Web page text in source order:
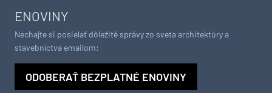
ENOVINY
Nechajte si posielať dôležité správy zo sveta architektúry a
stavebníctva emailom:
ODOBERAŤ BEZPLATNÉ ENOVINY